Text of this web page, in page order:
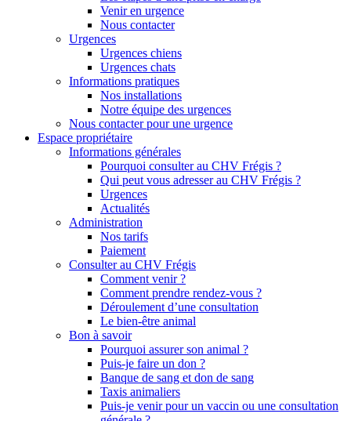
Venir en urgence
Nous contacter
Urgences
Urgences chiens
Urgences chats
Informations pratiques
Nos installations
Notre équipe des urgences
Nous contacter pour une urgence
Espace propriétaire
Informations générales
Pourquoi consulter au CHV Frégis ?
Qui peut vous adresser au CHV Frégis ?
Urgences
Actualités
Administration
Nos tarifs
Paiement
Consulter au CHV Frégis
Comment venir ?
Comment prendre rendez-vous ?
Déroulement d’une consultation
Le bien-être animal
Bon à savoir
Pourquoi assurer son animal ?
Puis-je faire un don ?
Banque de sang et don de sang
Taxis animaliers
Puis-je venir pour un vaccin ou une consultation